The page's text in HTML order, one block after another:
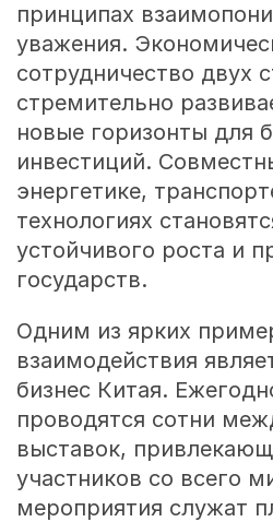
принципах
уважения.
сотрудничество двух
стремительно
новые горизонты для
инвестиций.
энергетике,
технологиях
устойчивого роста и
государств.
Одним из ярких
взаимодействия
бизнес Китая.
проводятся сотни
выставок,
участников со всего
мероприятия служат